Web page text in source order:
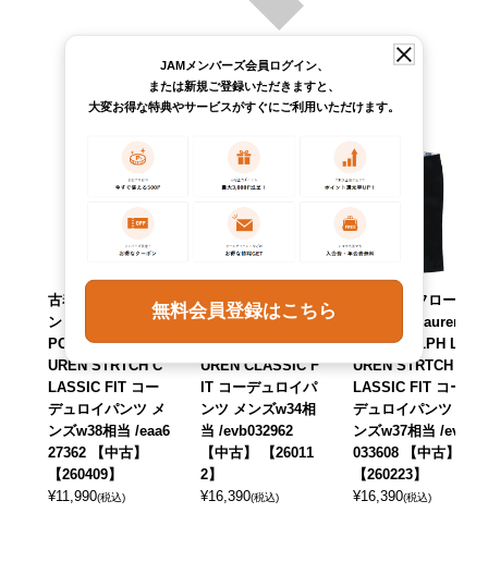
古着 ラルフローレ
ン Ralph Lauren
POLO RALPH LA
UREN STRTCH C
LASSIC FIT コー
デュロイパンツ メ
ンズw38相当 /eaa6
27362 【中古】
【260409】
¥11,990(税込)
古着 ラルフローレ
ン Ralph Lauren
POLO RALPH LA
UREN CLASSIC F
IT コーデュロイパ
ンツ メンズw34相
当 /evb032962
【中古】 【26011
2】
¥16,390(税込)
古着 ラルフローレ
ン Ralph Lauren
POLO RALPH LA
UREN STRTCH C
LASSIC FIT コー
デュロイパンツ メ
ンズw37相当 /evb
033608 【中古】
【260223】
¥16,390(税込)
JAMメンバーズ会員ログイン、
または新規ご登録いただきますと、
大変お得な特典やサービスがすぐにご利用いただけます。
無料会員登録はこちら